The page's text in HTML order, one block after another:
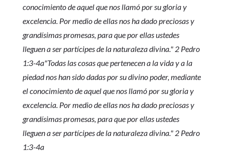
conocimiento de aquel que nos llamó por su gloria y
excelencia. Por medio de ellas nos ha dado preciosas y
grandísimas promesas, para que por ellas ustedes
lleguen a ser partícipes de la naturaleza divina." 2 Pedro
1:3-4a"Todas las cosas que pertenecen a la vida y a la
piedad nos han sido dadas por su divino poder, mediante
el conocimiento de aquel que nos llamó por su gloria y
excelencia. Por medio de ellas nos ha dado preciosas y
grandísimas promesas, para que por ellas ustedes
lleguen a ser partícipes de la naturaleza divina." 2 Pedro
1:3-4a